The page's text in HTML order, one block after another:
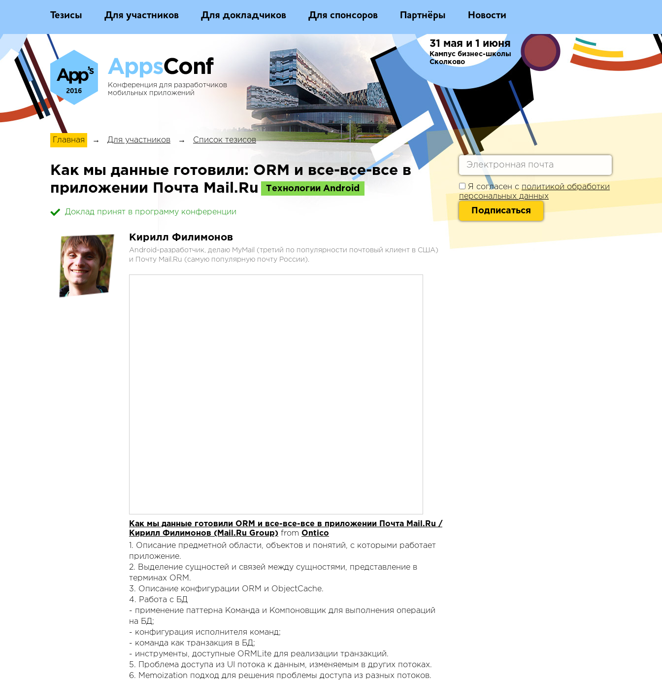
Тезисы Для участников Для докладчиков Для спонсоров Партнёры Новости
2016
Конференция для разработчиков
мобильных приложений
31 мая и 1 июня
Кампус бизнес-школы
Сколково
Главная → Для участников → Список тезисов
Как мы данные готовили: ORM и все-все-все в
приложении Почта Mail.Ru
Технологии Android
Доклад принят в программу конференции
Кирилл Филимонов
Android-разработчик, делаю MyMail (третий по популярности почтовый клиент в США)
и Почту Mail.Ru (самую популярную почту России).
Как мы данные готовили ORM и все-все-все в приложении Почта Mail.Ru /
Кирилл Филимонов (Mail.Ru Group) from Ontico
1. Описание предметной области, объектов и понятий, с которыми работает
приложение.
2. Выделение сущностей и связей между сущностями, представление в
терминах ORM.
3. Описание конфигурации ORM и ObjectCache.
4. Работа с БД
- применение паттерна Команда и Компоновщик для выполнения операций
на БД;
- конфигурация исполнителя команд;
- команда как транзакция в БД;
- инструменты, доступные ORMLite для реализации транзакций.
5. Проблема доступа из UI потока к данным, изменяемым в других потоках.
6. Memoization подход для решения проблемы доступа из разных потоков.
Я согласен сполитикой обработки
персональных данных